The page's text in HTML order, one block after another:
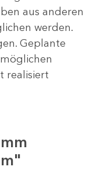
aus anderen
werden.
Geplante
realisiert